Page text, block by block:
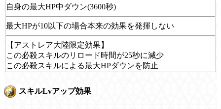
自身の最大HP中ダウン(3600秒)
最大HPが10以下の場合本来の効果を発揮しない
【アストレア大陸限定効果】
この必殺スキルのリロード時間が25秒に減少
この必殺スキルによる最大HPダウンを防止
スキルLvアップ効果